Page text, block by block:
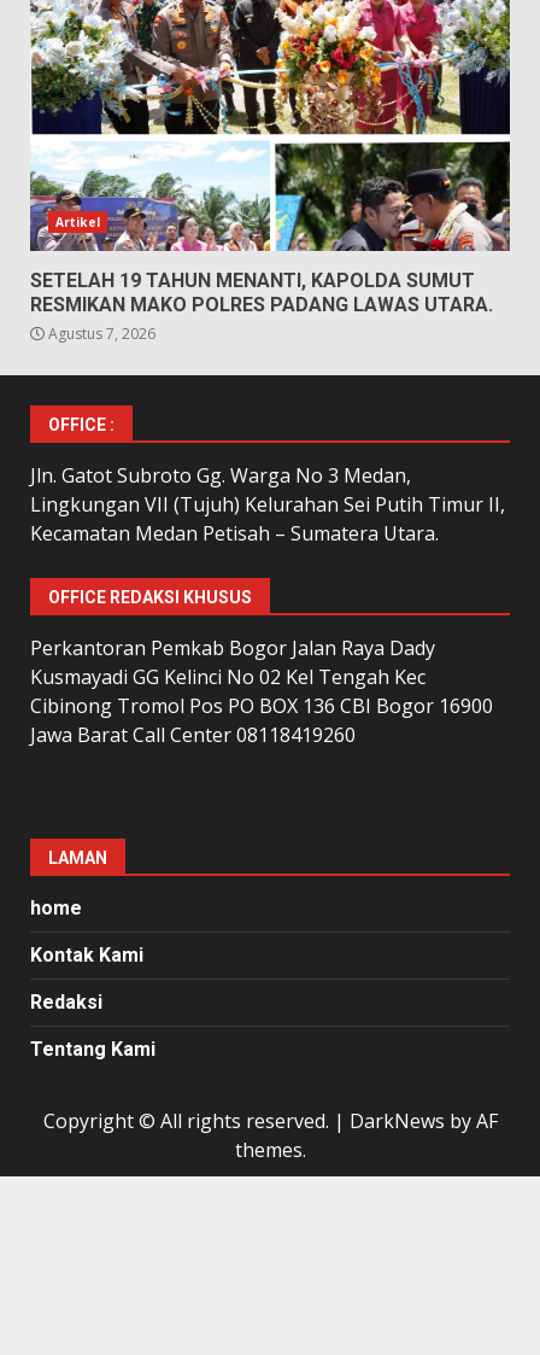
Artikel
SETELAH 19 TAHUN MENANTI, KAPOLDA SUMUT
RESMIKAN MAKO POLRES PADANG LAWAS UTARA.
Agustus 7, 2026
OFFICE :
Jln. Gatot Subroto Gg. Warga No 3 Medan,
Lingkungan VII (Tujuh) Kelurahan Sei Putih Timur II,
Kecamatan Medan Petisah – Sumatera Utara.
OFFICE REDAKSI KHUSUS
Perkantoran Pemkab Bogor Jalan Raya Dady
Kusmayadi GG Kelinci No 02 Kel Tengah Kec
Cibinong Tromol Pos PO BOX 136 CBI Bogor 16900
Jawa Barat Call Center 08118419260
LAMAN
home
Kontak Kami
Redaksi
Tentang Kami
Copyright © All rights reserved. | DarkNews by AF
themes.